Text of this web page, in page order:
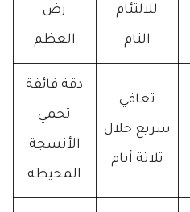
للالتئام
التام
رض
العظم
تعافي
سريع خلال
ثلاثة أيام
دقة فائقة
تحمي
الأنسجة
المحيطة